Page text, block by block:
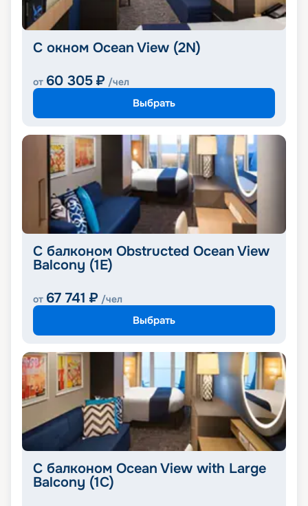
С окном Ocean View (2N)
от 60 305 ₽ /чел
Выбрать
С балконом Obstructed Ocean View
Balcony (1E)
от 67 741 ₽ /чел
Выбрать
С балконом Ocean View with Large
Balcony (1C)